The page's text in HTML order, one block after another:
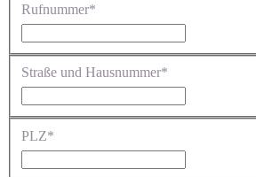
Rufnummer*
Straße und Hausnummer*
PLZ*